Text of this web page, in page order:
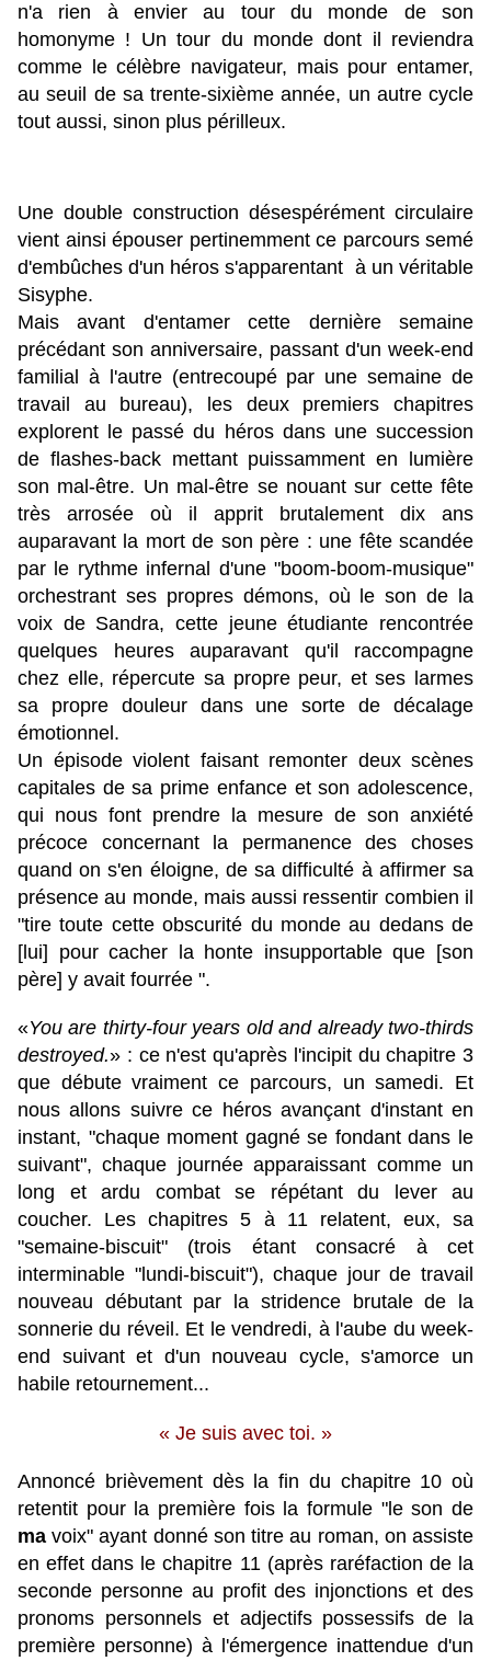
n'a rien à envier au tour du monde de son
homonyme ! Un tour du monde dont il reviendra
comme le célèbre navigateur, mais pour entamer,
au seuil de sa trente-sixième année, un autre cycle
tout aussi, sinon plus périlleux.
Une double construction désespérément circulaire
vient ainsi épouser pertinemment ce parcours semé
d'embûches d'un héros s'apparentant à un véritable
Sisyphe.
Mais avant d'entamer cette dernière semaine
précédant son anniversaire, passant d'un week-end
familial à l'autre (entrecoupé par une semaine de
travail au bureau), les deux premiers chapitres
explorent le passé du héros dans une succession
de flashes-back mettant puissamment en lumière
son mal-être. Un mal-être se nouant sur cette fête
très arrosée où il apprit brutalement dix ans
auparavant la mort de son père : une fête scandée
par le rythme infernal d'une "boom-boom-musique"
orchestrant ses propres démons, où le son de la
voix de Sandra, cette jeune étudiante rencontrée
quelques heures auparavant qu'il raccompagne
chez elle, répercute sa propre peur, et ses larmes
sa propre douleur dans une sorte de décalage
émotionnel.
Un épisode violent faisant remonter deux scènes
capitales de sa prime enfance et son adolescence,
qui nous font prendre la mesure de son anxiété
précoce concernant la permanence des choses
quand on s'en éloigne, de sa difficulté à affirmer sa
présence au monde, mais aussi ressentir combien il
"tire toute cette obscurité du monde au dedans de
[lui] pour cacher la honte insupportable que [son
père] y avait fourrée ".
«You are thirty-four years old and already two-thirds
destroyed.» : ce n'est qu'après l'incipit du chapitre 3
que débute vraiment ce parcours, un samedi. Et
nous allons suivre ce héros avançant d'instant en
instant, "chaque moment gagné se fondant dans le
suivant", chaque journée apparaissant comme un
long et ardu combat se répétant du lever au
coucher. Les chapitres 5 à 11 relatent, eux, sa
"semaine-biscuit" (trois étant consacré à cet
interminable "lundi-biscuit"), chaque jour de travail
nouveau débutant par la stridence brutale de la
sonnerie du réveil. Et le vendredi, à l'aube du week-
end suivant et d'un nouveau cycle, s'amorce un
habile retournement...
« Je suis avec toi. »
Annoncé brièvement dès la fin du chapitre 10 où
retentit pour la première fois la formule "le son de
ma voix" ayant donné son titre au roman, on assiste
en effet dans le chapitre 11 (après raréfaction de la
seconde personne au profit des injonctions et des
pronoms personnels et adjectifs possessifs de la
première personne) à l'émergence inattendue d'un